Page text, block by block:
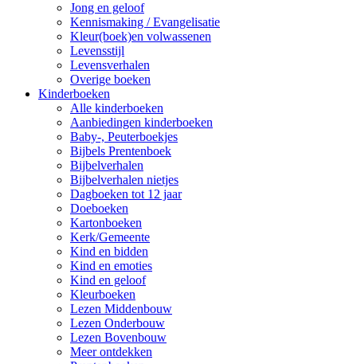
Jong en geloof
Kennismaking / Evangelisatie
Kleur(boek)en volwassenen
Levensstijl
Levensverhalen
Overige boeken
Kinderboeken
Alle kinderboeken
Aanbiedingen kinderboeken
Baby-, Peuterboekjes
Bijbels Prentenboek
Bijbelverhalen
Bijbelverhalen nietjes
Dagboeken tot 12 jaar
Doeboeken
Kartonboeken
Kerk/Gemeente
Kind en bidden
Kind en emoties
Kind en geloof
Kleurboeken
Lezen Middenbouw
Lezen Onderbouw
Lezen Bovenbouw
Meer ontdekken